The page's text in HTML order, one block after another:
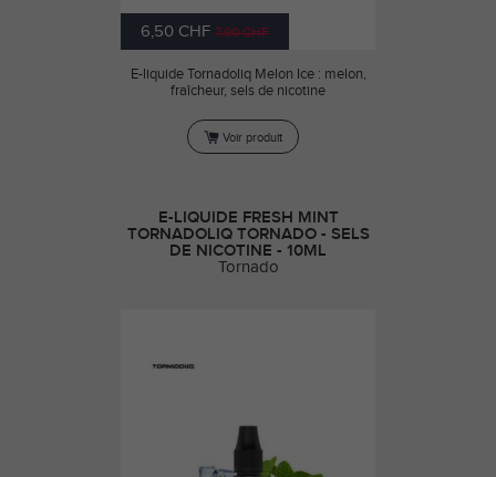
6,50 CHF 7,90 CHF
E-liquide Tornadoliq Melon Ice : melon,
fraîcheur, sels de nicotine
Voir produit
E-LIQUIDE FRESH MINT
TORNADOLIQ TORNADO - SELS
DE NICOTINE - 10ML
Tornado